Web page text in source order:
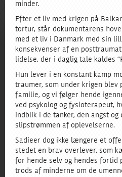
minder.
Efter et liv med krigen på
tortur, står dokumentarens
med et liv i Danmark med sin
konsekvenser af en
lidelse, der i daglig tale kaldes
Hun lever i en konstant kamp
traumer, som under krigen blev
familie, og vi følger hende
ved psykolog og fysioterapeut,
indblik i de tanker, den angst og
slipstrømmen af oplevelserne.
Sadie er dog ikke længere et
stedet en brav overlever, som
for hende selv og hendes fortid
trods af minderne om de